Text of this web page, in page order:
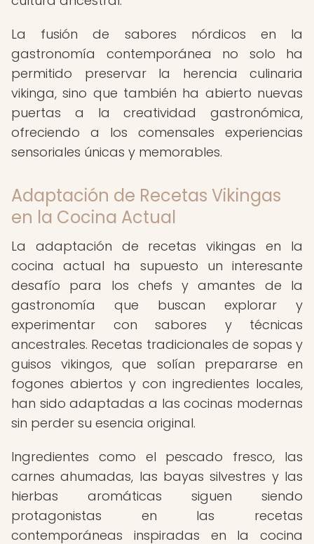
La fusión de sabores nórdicos en la
gastronomía contemporánea no solo ha
permitido preservar la herencia culinaria
vikinga, sino que también ha abierto nuevas
puertas a la creatividad gastronómica,
ofreciendo a los comensales experiencias
sensoriales únicas y memorables.
Adaptación de Recetas Vikingas
en la Cocina Actual
La adaptación de recetas vikingas en la
cocina actual ha supuesto un interesante
desafío para los chefs y amantes de la
gastronomía que buscan explorar y
experimentar con sabores y técnicas
ancestrales. Recetas tradicionales de sopas y
guisos vikingos, que solían prepararse en
fogones abiertos y con ingredientes locales,
han sido adaptadas a las cocinas modernas
sin perder su esencia original.
Ingredientes como el pescado fresco, las
carnes ahumadas, las bayas silvestres y las
hierbas aromáticas siguen siendo
protagonistas en las recetas
contemporáneas inspiradas en la cocina